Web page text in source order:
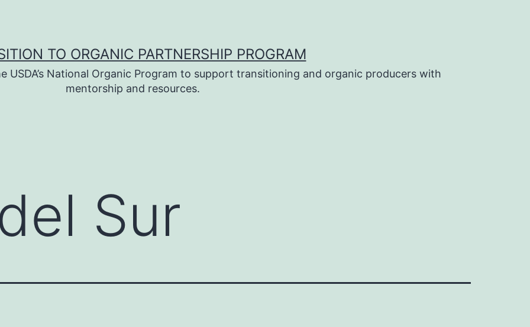
TO ORGANIC PARTNERSHIP PROGRAM
USDA’s National Organic Program to support transitioning and organic producers with
mentorship and resources.
Sur